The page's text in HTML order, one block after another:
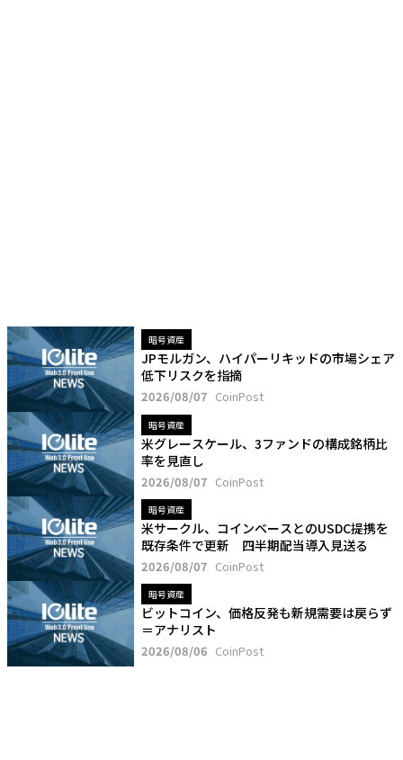
暗号資産
JPモルガン、ハイパーリキッドの市場シェア
低下リスクを指摘
2026/08/07 CoinPost
暗号資産
米グレースケール、3ファンドの構成銘柄比
率を見直し
2026/08/07 CoinPost
暗号資産
米サークル、コインベースとのUSDC提携を
既存条件で更新 四半期配当導入見送る
2026/08/07 CoinPost
暗号資産
ビットコイン、価格反発も新規需要は戻らず
＝アナリスト
2026/08/06 CoinPost